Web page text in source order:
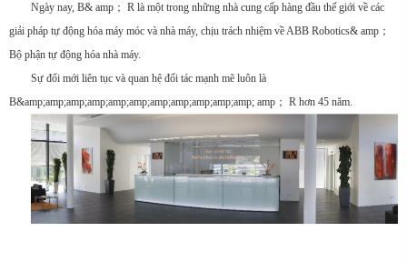
Ngày nay, B& amp； R là một trong những nhà cung cấp hàng đầu thế giới về các
giải pháp tự động hóa máy móc và nhà máy, chịu trách nhiệm về ABB Robotics& amp；
Bộ phận tự động hóa nhà máy.
Sự đổi mới liên tục và quan hệ đối tác mạnh mẽ luôn là
B&amp;amp;amp;amp;amp;amp;amp;amp;amp;amp;amp; amp； R hơn 45 năm.